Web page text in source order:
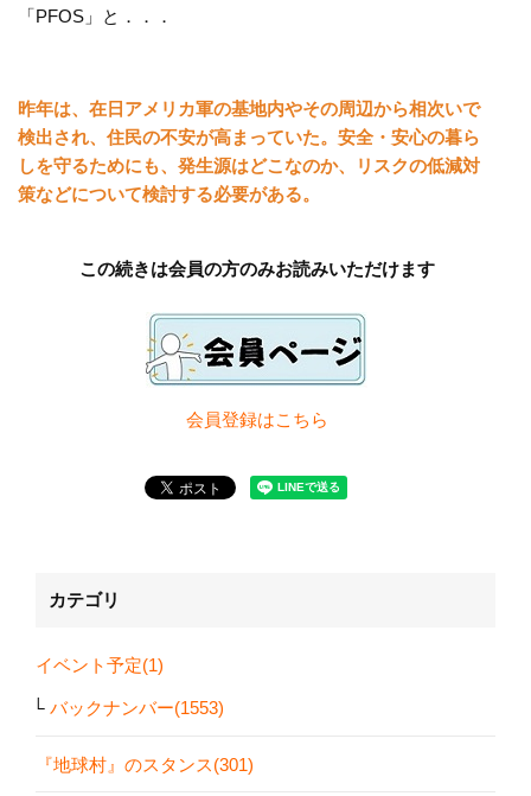
「PFOS」と．．．
昨年は、在日アメリカ軍の基地内やその周辺から相次いで
検出され、住民の不安が高まっていた。安全・安心の暮ら
しを守るためにも、発生源はどこなのか、リスクの低減対
策などについて検討する必要がある。
この続きは会員の方のみお読みいただけます
会員登録はこちら
カテゴリ
イベント予定(1)
バックナンバー(1553)
『地球村』のスタンス(301)